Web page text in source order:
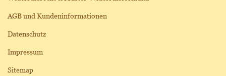
AGB und Kundeninformationen
Datenschutz
Impressum
Sitemap